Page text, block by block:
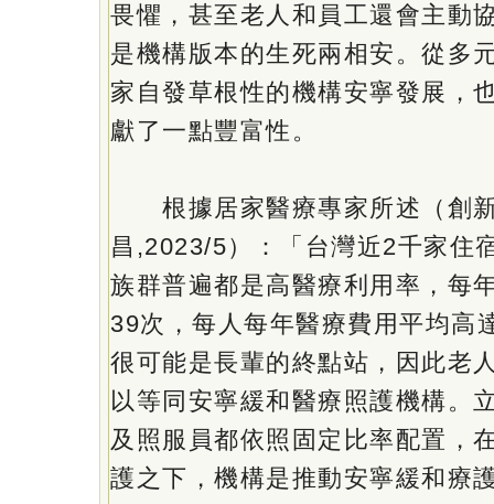
畏懼，甚至老人和員工還會主動
是機構版本的生死兩相安。從多
家自發草根性的機構安寧發展，
獻了一點豐富性。
根據居家醫療專家所述（創
昌,2023/5）：「台灣近2千家住
族群普遍都是高醫療利用率，每
39次，每人每年醫療費用平均高
很可能是長輩的終點站，因此老
以等同安寧緩和醫療照護機構。
及照服員都依照固定比率配置，
護之下，機構是推動安寧緩和療